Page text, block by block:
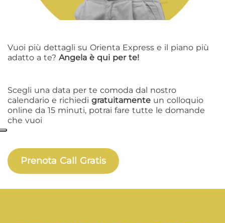
Vuoi più dettagli su Orienta Express e il piano più
adatto a te? Angela è qui per te!
Scegli una data per te comoda dal nostro
calendario e richiedi gratuitamente un colloquio
online da 15 minuti, potrai fare tutte le domande
che vuoi
Prenota Call Gratis